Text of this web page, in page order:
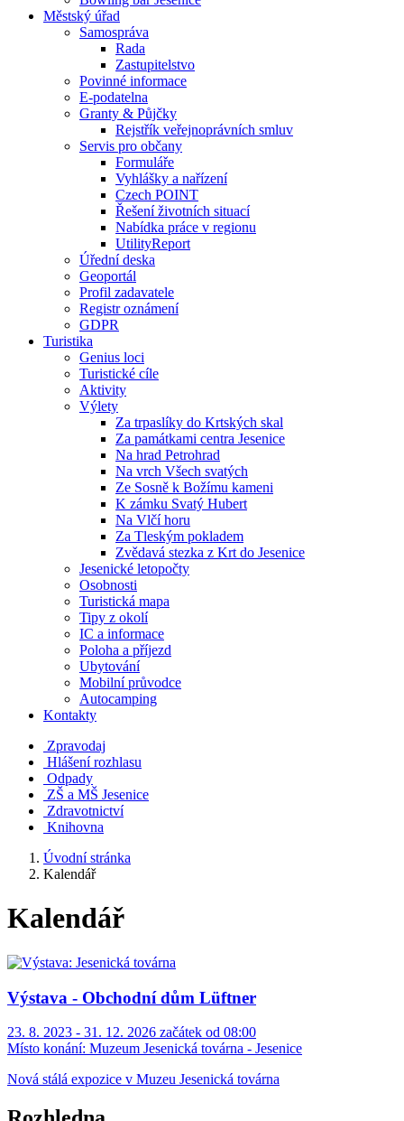
Městský úřad
Samospráva
Rada
Zastupitelstvo
Povinné informace
E-podatelna
Granty & Půjčky
Rejstřík veřejnoprávních smluv
Servis pro občany
Formuláře
Vyhlášky a nařízení
Czech POINT
Řešení životních situací
Nabídka práce v regionu
UtilityReport
Úřední deska
Geoportál
Profil zadavatele
Registr oznámení
GDPR
Turistika
Genius loci
Turistické cíle
Aktivity
Výlety
Za trpaslíky do Krtských skal
Za památkami centra Jesenice
Na hrad Petrohrad
Na vrch Všech svatých
Ze Sosně k Božímu kameni
K zámku Svatý Hubert
Na Vlčí horu
Za Tleským pokladem
Zvědavá stezka z Krt do Jesenice
Jesenické letopočty
Osobnosti
Turistická mapa
Tipy z okolí
IC a informace
Poloha a příjezd
Ubytování
Mobilní průvodce
Autocamping
Kontakty
Zpravodaj
Hlášení rozhlasu
Odpady
ZŠ a MŠ Jesenice
Zdravotnictví
Knihovna
Úvodní stránka
Kalendář
Kalendář
Výstava - Obchodní dům Lüftner
23. 8. 2023 - 31. 12. 2026 začátek od 08:00
Místo konání: Muzeum Jesenická továrna - Jesenice
Nová stálá expozice v Muzeu Jesenická továrna